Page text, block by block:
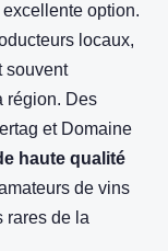
option.
locaux,
souvent
région. Des
et Domaine
haute qualité
de vins
rares de la